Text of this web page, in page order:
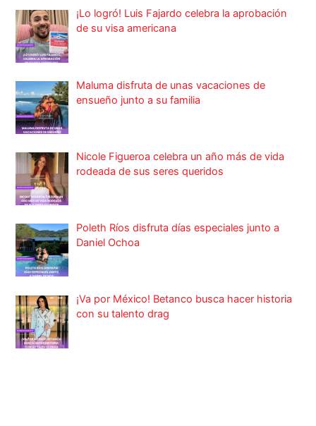
¡Lo logró! Luis Fajardo celebra la aprobación
de su visa americana
Maluma disfruta de unas vacaciones de
ensueño junto a su familia
Nicole Figueroa celebra un año más de vida
rodeada de sus seres queridos
Poleth Ríos disfruta días especiales junto a
Daniel Ochoa
¡Va por México! Betanco busca hacer historia
con su talento drag